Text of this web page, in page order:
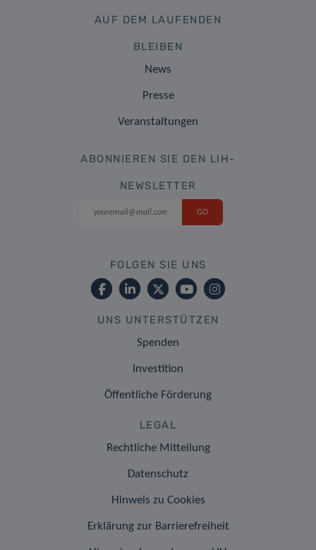
AUF DEM LAUFENDEN
BLEIBEN
News
Presse
Veranstaltungen
ABONNIEREN SIE DEN LIH-
NEWSLETTER
FOLGEN SIE UNS
UNS UNTERSTÜTZEN
Spenden
Investition
Öffentliche Förderung
LEGAL
Rechtliche Mitteilung
Datenschutz
Hinweis zu Cookies
Erklärung zur Barrierefreiheit